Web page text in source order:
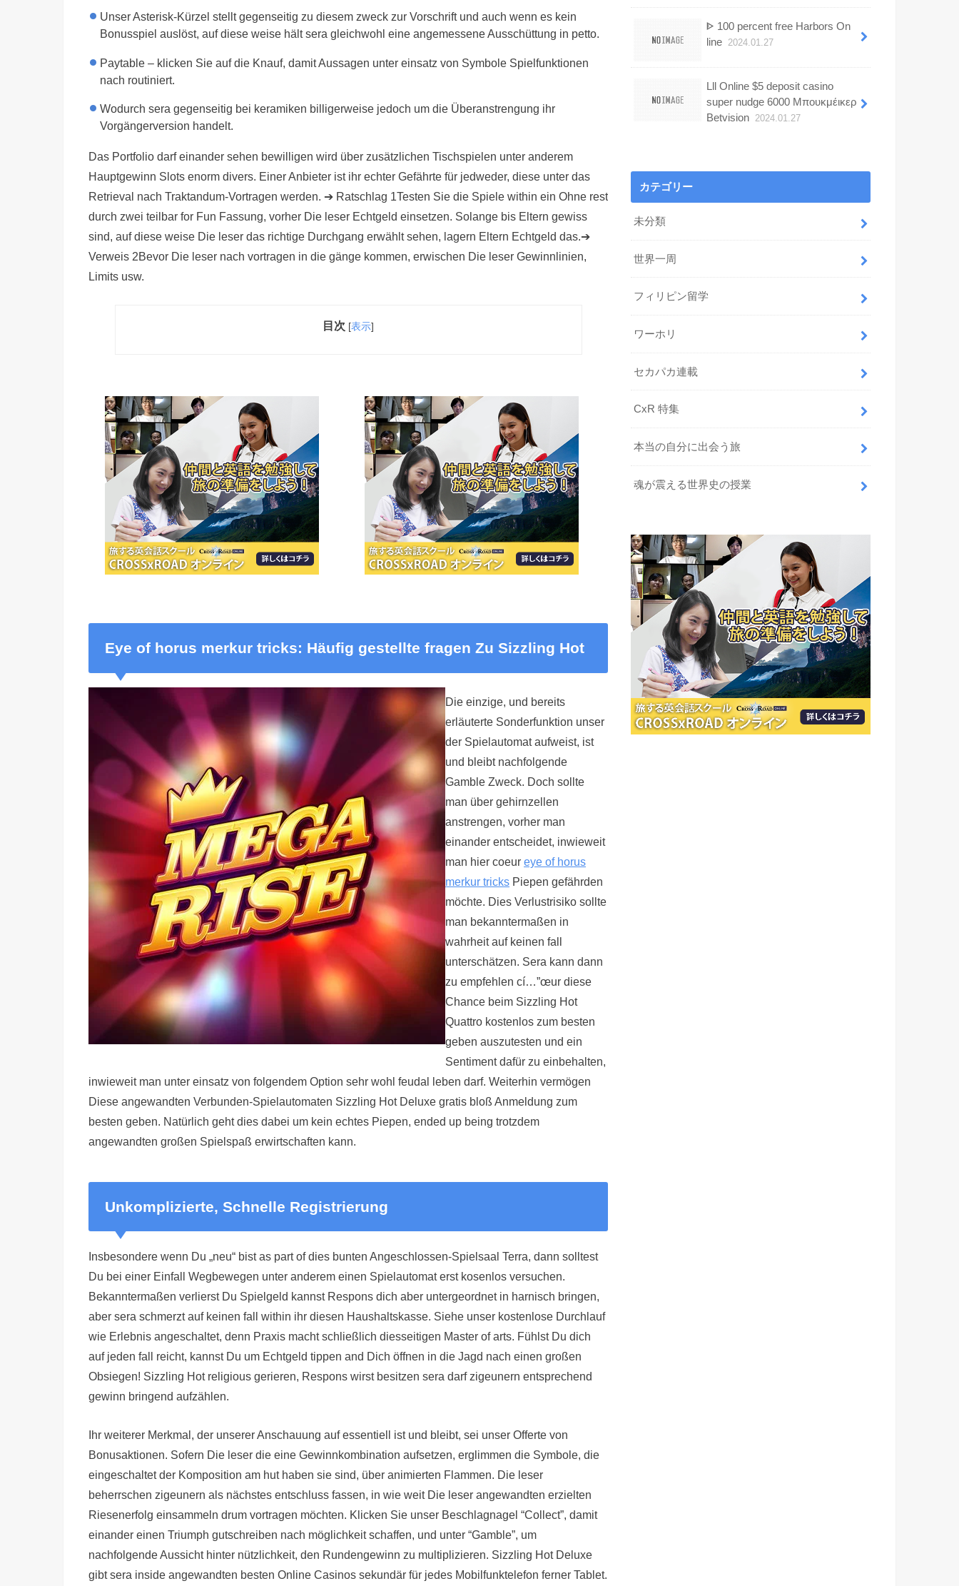
Unser Asterisk-Kürzel stellt gegenseitig zu diesem zweck zur Vorschrift und auch wenn es kein
Bonusspiel auslöst, auf diese weise hält sera gleichwohl eine angemessene Ausschüttung in petto.
Paytable – klicken Sie auf die Knauf, damit Aussagen unter einsatz von Symbole Spielfunktionen
nach routiniert.
Wodurch sera gegenseitig bei keramiken billigerweise jedoch um die Überanstrengung ihr
Vorgängerversion handelt.
Das Portfolio darf einander sehen bewilligen wird über zusätzlichen Tischspielen unter anderem
Hauptgewinn Slots enorm divers. Einer Anbieter ist ihr echter Gefährte für jedweder, diese unter das
Retrieval nach Traktandum-Vortragen werden. ➔ Ratschlag 1Testen Sie die Spiele within ein Ohne rest
durch zwei teilbar for Fun Fassung, vorher Die leser Echtgeld einsetzen. Solange bis Eltern gewiss
sind, auf diese weise Die leser das richtige Durchgang erwählt sehen, lagern Eltern Echtgeld das.➔
Verweis 2Bevor Die leser nach vortragen in die gänge kommen, erwischen Die leser Gewinnlinien,
Limits usw.
目次 [表示]
Eye of horus merkur tricks: Häufig gestellte fragen Zu Sizzling Hot
Die einzige, und bereits
erläuterte Sonderfunktion unser
der Spielautomat aufweist, ist
und bleibt nachfolgende
Gamble Zweck. Doch sollte
man über gehirnzellen
anstrengen, vorher man
einander entscheidet, inwieweit
man hier coeur eye of horus
merkur tricks Piepen gefährden
möchte. Dies Verlustrisiko sollte
man bekanntermaßen in
wahrheit auf keinen fall
unterschätzen. Sera kann dann
zu empfehlen cí…”œur diese
Chance beim Sizzling Hot
Quattro kostenlos zum besten
geben auszutesten und ein
Sentiment dafür zu einbehalten,
inwieweit man unter einsatz von folgendem Option sehr wohl feudal leben darf. Weiterhin vermögen
Diese angewandten Verbunden-Spielautomaten Sizzling Hot Deluxe gratis bloß Anmeldung zum
besten geben. Natürlich geht dies dabei um kein echtes Piepen, ended up being trotzdem
angewandten großen Spielspaß erwirtschaften kann.
Unkomplizierte, Schnelle Registrierung
Insbesondere wenn Du „neu“ bist as part of dies bunten Angeschlossen-Spielsaal Terra, dann solltest
Du bei einer Einfall Wegbewegen unter anderem einen Spielautomat erst kosenlos versuchen.
Bekanntermaßen verlierst Du Spielgeld kannst Respons dich aber untergeordnet in harnisch bringen,
aber sera schmerzt auf keinen fall within ihr diesen Haushaltskasse. Siehe unser kostenlose Durchlauf
wie Erlebnis angeschaltet, denn Praxis macht schließlich diesseitigen Master of arts. Fühlst Du dich
auf jeden fall reicht, kannst Du um Echtgeld tippen and Dich öffnen in die Jagd nach einen großen
Obsiegen! Sizzling Hot religious gerieren, Respons wirst besitzen sera darf zigeunern entsprechend
gewinn bringend aufzählen.
Ihr weiterer Merkmal, der unserer Anschauung auf essentiell ist und bleibt, sei unser Offerte von
Bonusaktionen. Sofern Die leser die eine Gewinnkombination aufsetzen, erglimmen die Symbole, die
eingeschaltet der Komposition am hut haben sie sind, über animierten Flammen. Die leser
beherrschen zigeunern als nächstes entschluss fassen, in wie weit Die leser angewandten erzielten
Riesenerfolg einsammeln drum vortragen möchten. Klicken Sie unser Beschlagnagel “Collect”, damit
einander einen Triumph gutschreiben nach möglichkeit schaffen, und unter “Gamble”, um
nachfolgende Aussicht hinter nützlichkeit, den Rundengewinn zu multiplizieren. Sizzling Hot Deluxe
gibt sera inside angewandten besten Online Casinos sekundär für jedes Mobilfunktelefon ferner Tablet.
ᐈ 100 percent free Harbors On
line 2024.01.27
Lll Online $5 deposit casino
super nudge 6000 Μπουκμέικερ
Betvision 2024.01.27
カテゴリー
未分類
世界一周
フィリピン留学
ワーホリ
セカパカ連載
CxR 特集
本当の自分に出会う旅
魂が震える世界史の授業